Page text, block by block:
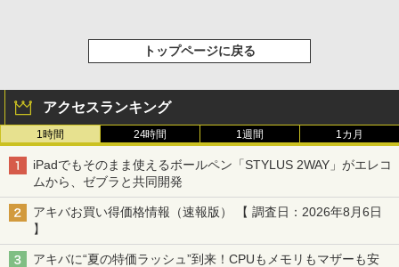
トップページに戻る
アクセスランキング
1時間 24時間 1週間 1カ月
iPadでもそのまま使えるボールペン「STYLUS 2WAY」がエレコ
ムから、ゼブラと共同開発
アキバお買い得価格情報（速報版） 【 調査日：2026年8月6日
】
アキバに“夏の特価ラッシュ”到来！CPUもメモリもマザーも安